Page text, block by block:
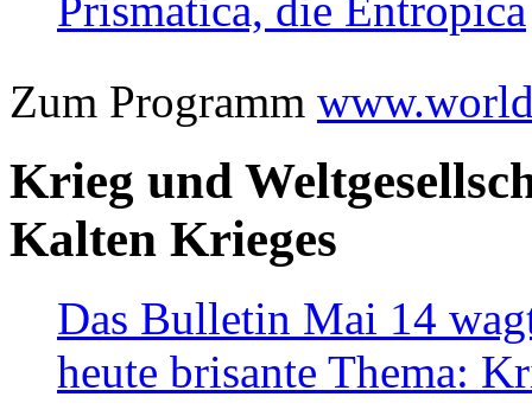
Zum Programm
Krieg und
Kalten Krieges
Das Bulletin Mai 14
heute brisante Thema: